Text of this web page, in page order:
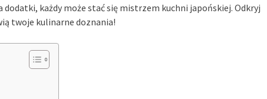
dodatki, każdy może stać się mistrzem kuchni japońskiej. Odkryj
twoje kulinarne doznania!